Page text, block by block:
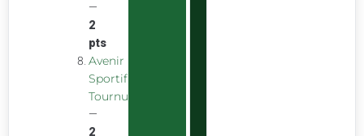
—
2
pts
Avenir
Sportif
Tournus
—
2